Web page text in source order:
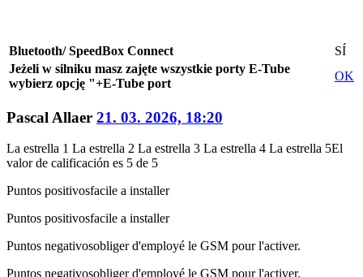
Bluetooth/ SpeedBox Connect
SÍ
Jeżeli w silniku masz zajęte wszystkie porty E-Tube
wybierz opcję "+E-Tube port
OK
Pascal Allaer 21. 03. 2026, 18:20
La estrella 1 La estrella 2 La estrella 3 La estrella 4 La estrella 5El
valor de calificación es 5 de 5
Puntos positivosfacile a installer
Puntos positivosfacile a installer
Puntos negativosobliger d'employé le GSM pour l'activer.
Puntos negativosobliger d'employé le GSM pour l'activer.